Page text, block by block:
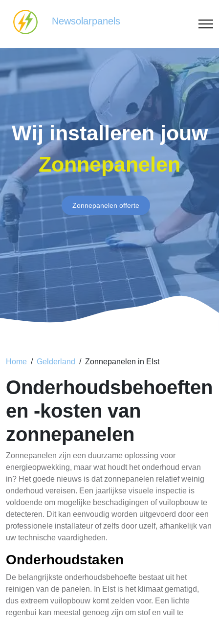
Newsolarpanels
Wij installeren jouw
Zonnepanelen
Zonnepanelen offerte
Home Gelderland Zonnepanelen in Elst
Onderhoudsbehoeften
en -kosten van
zonnepanelen
Zonnepanelen zijn een duurzame oplossing voor
energieopwekking, maar wat houdt het onderhoud ervan
in? Het goede nieuws is dat zonnepanelen relatief weinig
onderhoud vereisen. Een jaarlijkse visuele inspectie is
voldoende om mogelijke beschadigingen of vuilopbouw te
detecteren. Dit kan eenvoudig worden uitgevoerd door een
professionele installateur of zelfs door uzelf, afhankelijk van
uw technische vaardigheden.
Onderhoudstaken
De belangrijkste onderhoudsbehoefte bestaat uit het
reinigen van de panelen. In Elst is het klimaat gematigd,
dus extreem vuilopbouw komt zelden voor. Een lichte
regenbui kan meestal genoeg zijn om stof en vuil te